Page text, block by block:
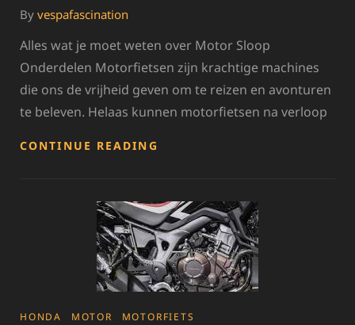
By vespafascination
Alles wat je moet weten over Motor Sloop
Onderdelen Motorfietsen zijn krachtige machines
die ons de vrijheid geven om te reizen en avonturen
te beleven. Helaas kunnen motorfietsen na verloop
CONTINUE READING
SLOOP
ONDERDELEN
VOOR
JOUW
MOTORFIETS
CATEGORIES
HONDA MOTOR MOTORFIETS